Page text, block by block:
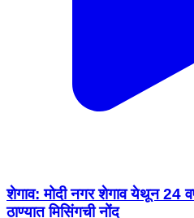
शेगाव: मोदी नगर शेगाव येथून 24
ठाण्यात मिसिंगची नोंद